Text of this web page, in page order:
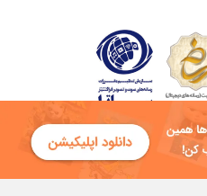
هفت آسمان توکان تعلق دارد و